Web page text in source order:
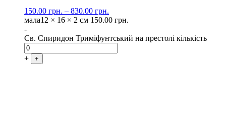
150.00 грн. – 830.00 грн.
мала12 × 16 × 2 см 150.00 грн.
-
Св. Спиридон Триміфунтський на престолі кількість
+ +